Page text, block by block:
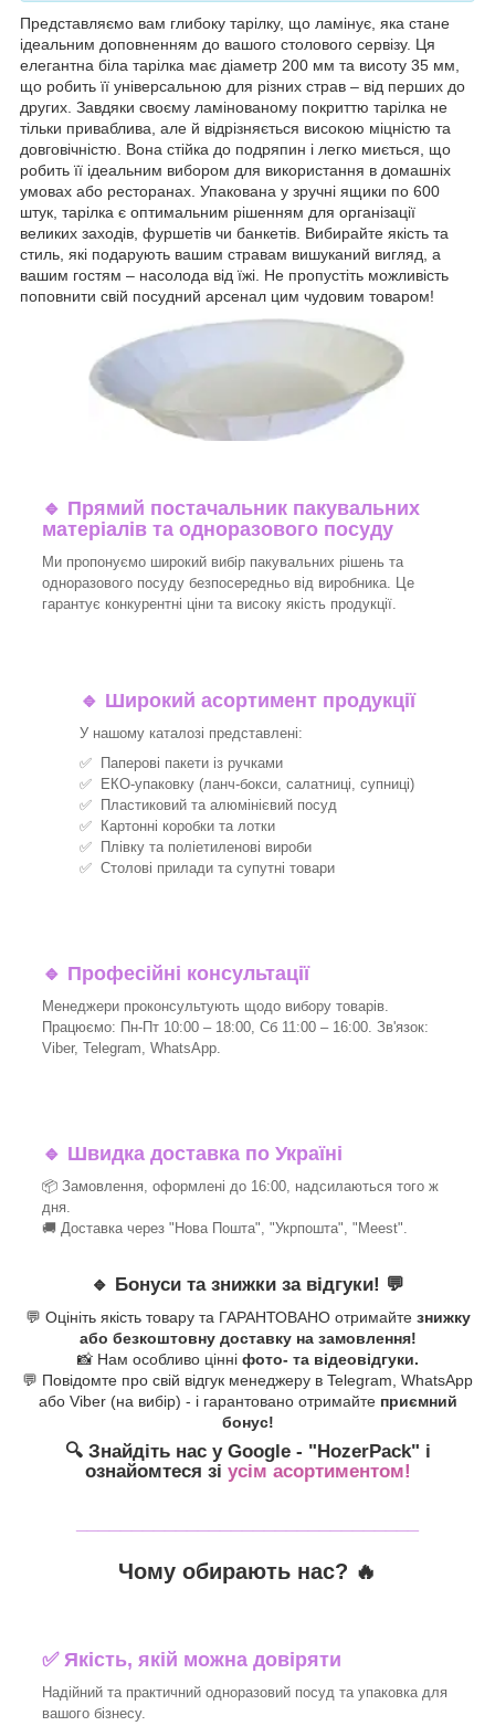
Представляємо вам глибоку тарілку, що ламінує, яка стане
ідеальним доповненням до вашого столового сервізу. Ця
елегантна біла тарілка має діаметр 200 мм та висоту 35 мм,
що робить її універсальною для різних страв – від перших до
других. Завдяки своєму ламінованому покриттю тарілка не
тільки приваблива, але й відрізняється високою міцністю та
довговічністю. Вона стійка до подряпин і легко миється, що
робить її ідеальним вибором для використання в домашніх
умовах або ресторанах. Упакована у зручні ящики по 600
штук, тарілка є оптимальним рішенням для організації
великих заходів, фуршетів чи банкетів. Вибирайте якість та
стиль, які подарують вашим стравам вишуканий вигляд, а
вашим гостям – насолода від їжі. Не пропустіть можливість
поповнити свій посудний арсенал цим чудовим товаром!
🔹 Прямий постачальник пакувальних
матеріалів та одноразового посуду
Ми пропонуємо широкий вибір пакувальних рішень та
одноразового посуду безпосередньо від виробника. Це
гарантує конкурентні ціни та високу якість продукції.
🔹 Широкий асортимент продукції
У нашому каталозі представлені:
✅ Паперові пакети із ручками
✅ ЕКО-упаковку (ланч-бокси, салатниці, супниці)
✅ Пластиковий та алюмінієвий посуд
✅ Картонні коробки та лотки
✅ Плівку та поліетиленові вироби
✅ Столові прилади та супутні товари
🔹 Професійні консультації
Менеджери проконсультують щодо вибору товарів.
Працюємо: Пн-Пт 10:00 – 18:00, Сб 11:00 – 16:00. Зв'язок:
Viber, Telegram, WhatsApp.
🔹 Швидка доставка по Україні
📦 Замовлення, оформлені до 16:00, надсилаються того ж
дня.
🚚 Доставка через "Нова Пошта", "Укрпошта", "Meest".
🔹 Бонуси та знижки за відгуки! 💬
💬 Оцініть якість товару та ГАРАНТОВАНО отримайте знижку
або безкоштовну доставку на замовлення!
📸 Нам особливо цінні фото- та відеовідгуки.
💬 Повідомте про свій відгук менеджеру в Telegram, WhatsApp
або Viber (на вибір) - і гарантовано отримайте приємний
бонус!
🔍 Знайдіть нас у Google - "HozerPack" і
ознайомтеся зі усім асортиментом!
Чому обирають нас? 🔥
✅ Якість, якій можна довіряти
Надійний та практичний одноразовий посуд та упаковка для
вашого бізнесу.